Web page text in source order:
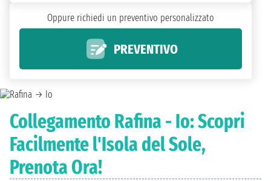
Collegamento Rafina - Io: Scopri
Facilmente l'Isola del Sole,
Prenota Ora!
Oppure richiedi un preventivo personalizzato
PREVENTIVO